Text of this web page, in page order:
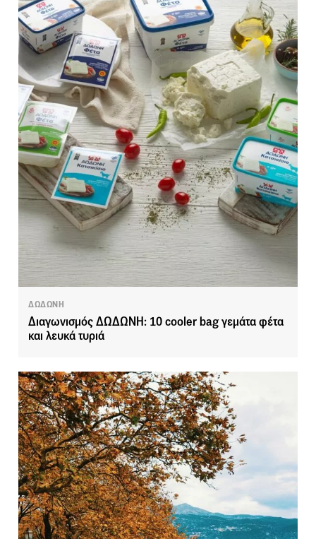
ΔΩΔΩΝΗ
Διαγωνισμός ΔΩΔΩΝΗ: 10 cooler bag γεμάτα φέτα
και λευκά τυριά